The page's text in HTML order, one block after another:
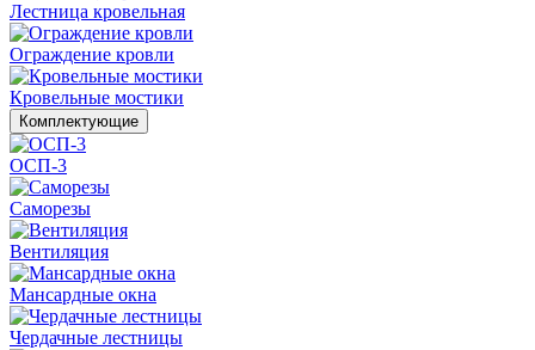
Лестница кровельная
Ограждение кровли
Кровельные мостики
Комплектующие
ОСП-3
Саморезы
Вентиляция
Мансардные окна
Чердачные лестницы